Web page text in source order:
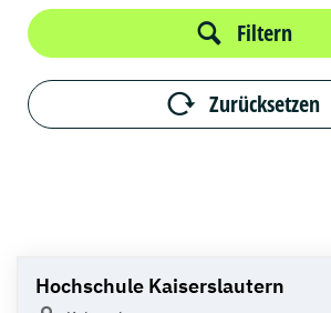
Filtern
Zurücksetzen
Hochschule Kaiserslautern